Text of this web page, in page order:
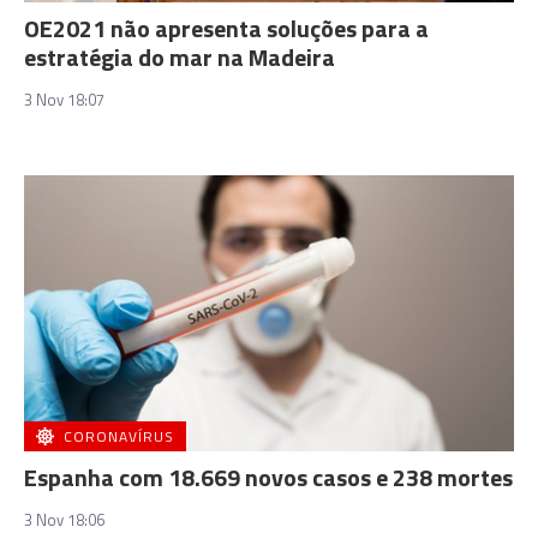
OE2021 não apresenta soluções para a
estratégia do mar na Madeira
3 Nov 18:07
CORONAVÍRUS
Espanha com 18.669 novos casos e 238 mortes
3 Nov 18:06